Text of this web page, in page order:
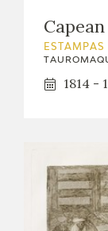
ESTAMPAS
1814 -